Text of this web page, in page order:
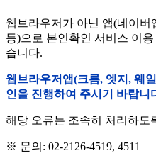
웹브라우저가 아닌 앱(네이버
등)으로 본인확인 서비스 이
습니다.
웹브라우저앱(크롬, 엣지, 웨
인을 진행하여 주시기 바랍니
해당 오류는 조속히 처리하도
※ 문의: 02-2126-4519, 4511